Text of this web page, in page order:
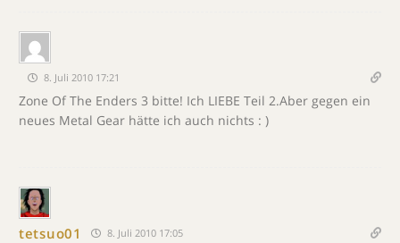
8. Juli 2010 17:21
Zone Of The Enders 3 bitte! Ich LIEBE Teil 2.Aber gegen ein
neues Metal Gear hätte ich auch nichts : )
tetsuo01 8. Juli 2010 17:05